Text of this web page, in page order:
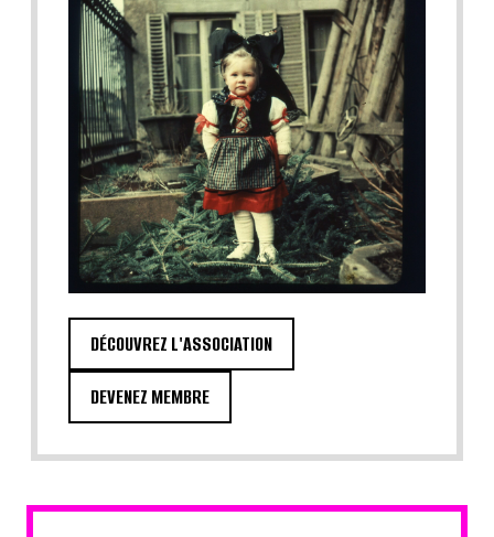
DÉCOUVREZ L'ASSOCIATION
DEVENEZ MEMBRE